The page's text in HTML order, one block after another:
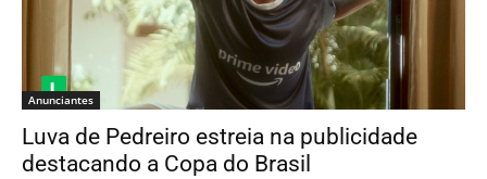
Anunciantes
Luva de Pedreiro estreia na publicidade
destacando a Copa do Brasil